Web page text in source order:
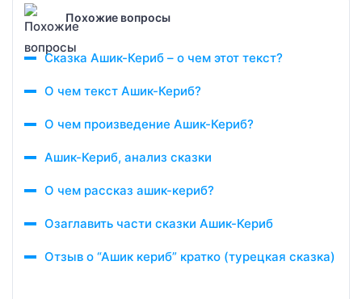
Похожие вопросы
Сказка Ашик-Кериб – о чем этот текст?
О чем текст Ашик-Кериб?
О чем произведение Ашик-Кериб?
Ашик-Кериб, анализ сказки
О чем рассказ ашик-кериб?
Озаглавить части сказки Ашик-Кериб
Отзыв о “Ашик кериб” кратко (турецкая сказка)